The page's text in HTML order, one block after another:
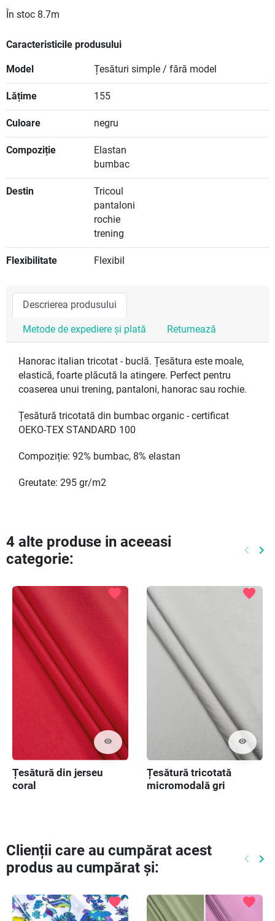
În stoc 8.7m
Caracteristicile produsului
Model Țesături simple / fără model
Lățime 155
Culoare negru
Compoziție
Elastan
bumbac
Destin
Tricoul
pantaloni
rochie
trening
Flexibilitate Flexibil
Descrierea produsului
Metode de expediere și plată Returnează
Hanorac italian tricotat - buclă. Țesătura este moale,
elastică, foarte plăcută la atingere. Perfect pentru
coaserea unui trening, pantaloni, hanorac sau rochie.
Țesătură tricotată din bumbac organic - certificat
OEKO-TEX STANDARD 100
Compoziție: 92% bumbac, 8% elastan
Greutate: 295 gr/m2
4 alte produse in aceeasi
categorie:
keyboard_arrow_left keyboard_arrow_right
visibility
favorite
Țesătură din jerseu
coral
visibility
favorite
Țesătură tricotată
micromodală gri
Clienții care au cumpărat acest
produs au cumpărat și:
keyboard_arrow_left keyboard_arrow_right
favorite favorite